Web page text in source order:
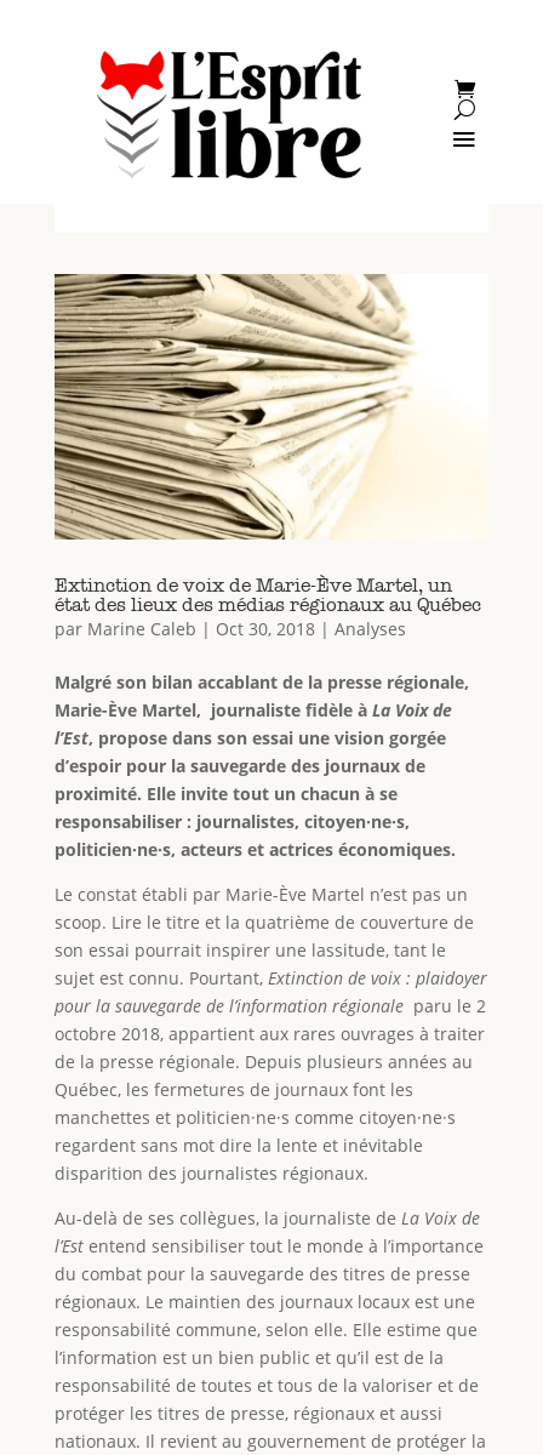
Extinction de voix de Marie-Ève Martel, un
état des lieux des médias régionaux au Québec
par Marine Caleb | Oct 30, 2018| Analyses
Malgré son bilan accablant de la presse régionale,
Marie-Ève Martel, journaliste fidèle à La Voix de
l’Est, propose dans son essai une vision gorgée
d’espoir pour la sauvegarde des journaux de
proximité. Elle invite tout un chacun à se
responsabiliser : journalistes, citoyen·ne·s,
politicien·ne·s, acteurs et actrices économiques.
Le constat établi par Marie-Ève Martel n’est pas un
scoop. Lire le titre et la quatrième de couverture de
son essai pourrait inspirer une lassitude, tant le
sujet est connu. Pourtant, Extinction de voix : plaidoyer
pour la sauvegarde de l’information régionale paru le 2
octobre 2018, appartient aux rares ouvrages à traiter
de la presse régionale. Depuis plusieurs années au
Québec, les fermetures de journaux font les
manchettes et politicien·ne·s comme citoyen·ne·s
regardent sans mot dire la lente et inévitable
disparition des journalistes régionaux.
Au-delà de ses collègues, la journaliste de La Voix de
l’Estentend sensibiliser tout le monde à l’importance
du combat pour la sauvegarde des titres de presse
régionaux. Le maintien des journaux locaux est une
responsabilité commune, selon elle. Elle estime que
l’information est un bien public et qu’il est de la
responsabilité de toutes et tous de la valoriser et de
protéger les titres de presse, régionaux et aussi
nationaux. Il revient au gouvernement de protéger la